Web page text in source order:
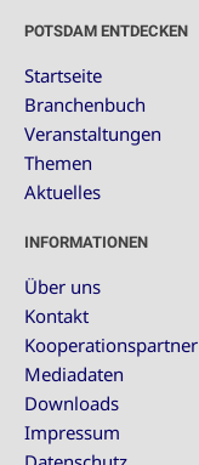
POTSDAM ENTDECKEN
Startseite
Branchenbuch
Veranstaltungen
Themen
Aktuelles
INFORMATIONEN
Über uns
Kontakt
Kooperationspartner
Mediadaten
Downloads
Impressum